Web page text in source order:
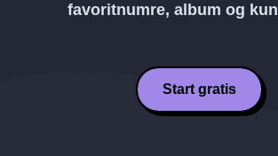
favoritnumre, album og
Start gratis